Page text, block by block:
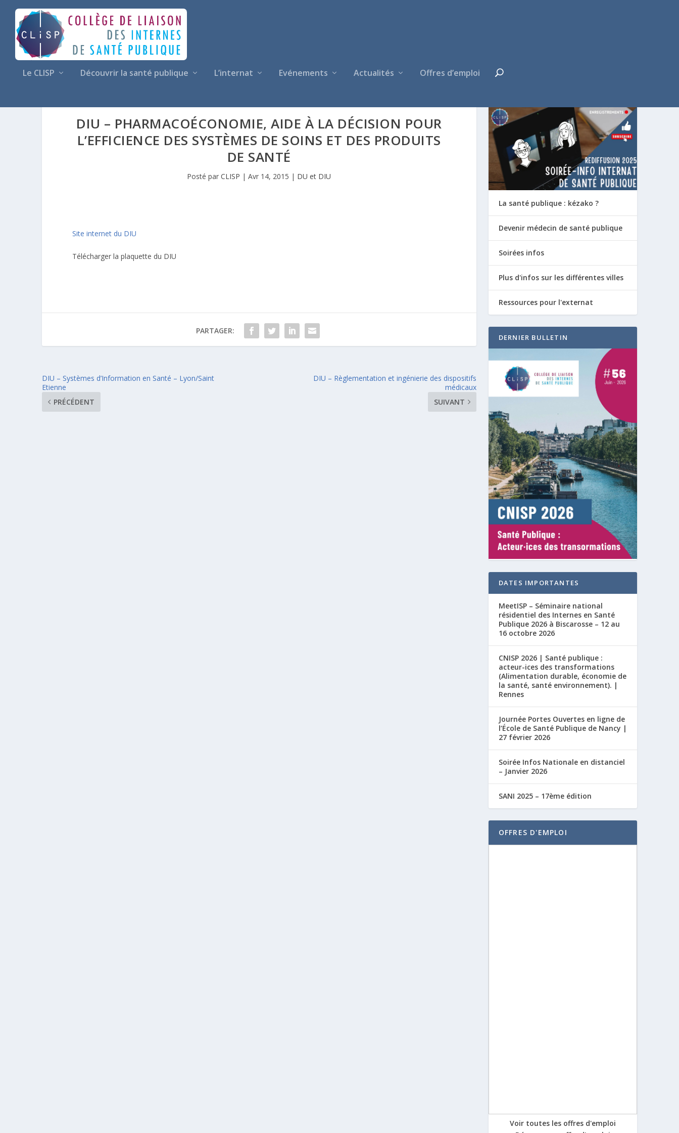
Le CLISP Découvrir la santé publique L’internat Evénements Actualités Offres d’emploi
DIU – PHARMACOÉCONOMIE, AIDE À LA DÉCISION POUR
L’EFFICIENCE DES SYSTÈMES DE SOINS ET DES PRODUITS
DE SANTÉ
Posté parCLISP |Avr 14, 2015 | DU et DIU
Site internet du DIU
Télécharger la plaquette du DIU
PARTAGER:
DIU – Systèmes d’Information en Santé – Lyon/Saint
Etienne
PRÉCÉDENT
DIU – Règlementation et ingénierie des dispositifs
médicaux
SUIVANT
La santé publique : kézako ?
Devenir médecin de santé publique
Soirées infos
Plus d'infos sur les différentes villes
Ressources pour l'externat
DERNIER BULLETIN
DATES IMPORTANTES
MeetISP – Séminaire national
résidentiel des Internes en Santé
Publique 2026 à Biscarosse – 12 au
16 octobre 2026
CNISP 2026 | Santé publique :
acteur-ices des transformations
(Alimentation durable, économie de
la santé, santé environnement). |
Rennes
Journée Portes Ouvertes en ligne de
l’École de Santé Publique de Nancy |
27 février 2026
Soirée Infos Nationale en distanciel
– Janvier 2026
SANI 2025 – 17ème édition
OFFRES D'EMPLOI
Voir toutes les offres d'emploi